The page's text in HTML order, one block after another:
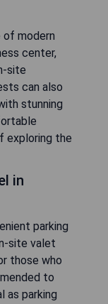
of modern
center,
site
can also
stunning
exploring the
in
parking
site valet
those who
to
as parking